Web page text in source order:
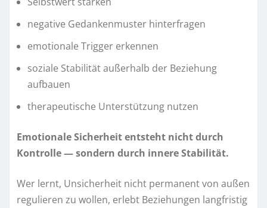
negative Gedankenmuster hinterfragen
emotionale Trigger erkennen
soziale Stabilität außerhalb der Beziehung
aufbauen
therapeutische Unterstützung nutzen
Emotionale Sicherheit entsteht nicht durch
Kontrolle — sondern durch innere Stabilität.
Wer lernt, Unsicherheit nicht permanent von außen
regulieren zu wollen, erlebt Beziehungen langfristig